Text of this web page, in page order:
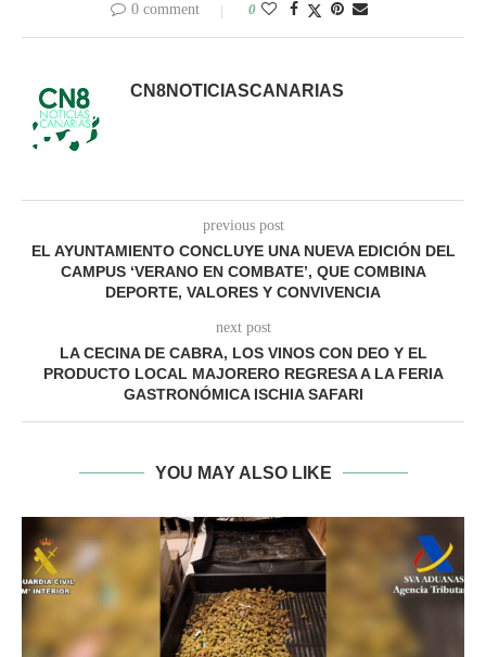
0 comment 0
CN8NOTICIASCANARIAS
previous post
EL AYUNTAMIENTO CONCLUYE UNA NUEVA EDICIÓN DEL
CAMPUS ‘VERANO EN COMBATE’, QUE COMBINA
DEPORTE, VALORES Y CONVIVENCIA
next post
LA CECINA DE CABRA, LOS VINOS CON DEO Y EL
PRODUCTO LOCAL MAJORERO REGRESA A LA FERIA
GASTRONÓMICA ISCHIA SAFARI
YOU MAY ALSO LIKE